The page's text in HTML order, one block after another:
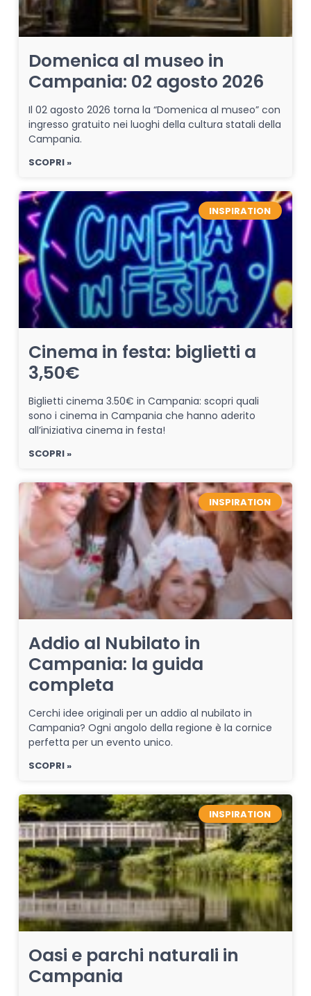
Domenica al museo in
Campania: 02 agosto 2026
Il 02 agosto 2026 torna la “Domenica al museo” con
ingresso gratuito nei luoghi della cultura statali della
Campania.
SCOPRI »
INSPIRATION
Cinema in festa: biglietti a
3,50€
Biglietti cinema 3.50€ in Campania: scopri quali
sono i cinema in Campania che hanno aderito
all’iniziativa cinema in festa!
SCOPRI »
INSPIRATION
Addio al Nubilato in
Campania: la guida
completa
Cerchi idee originali per un addio al nubilato in
Campania? Ogni angolo della regione è la cornice
perfetta per un evento unico.
SCOPRI »
INSPIRATION
Oasi e parchi naturali in
Campania